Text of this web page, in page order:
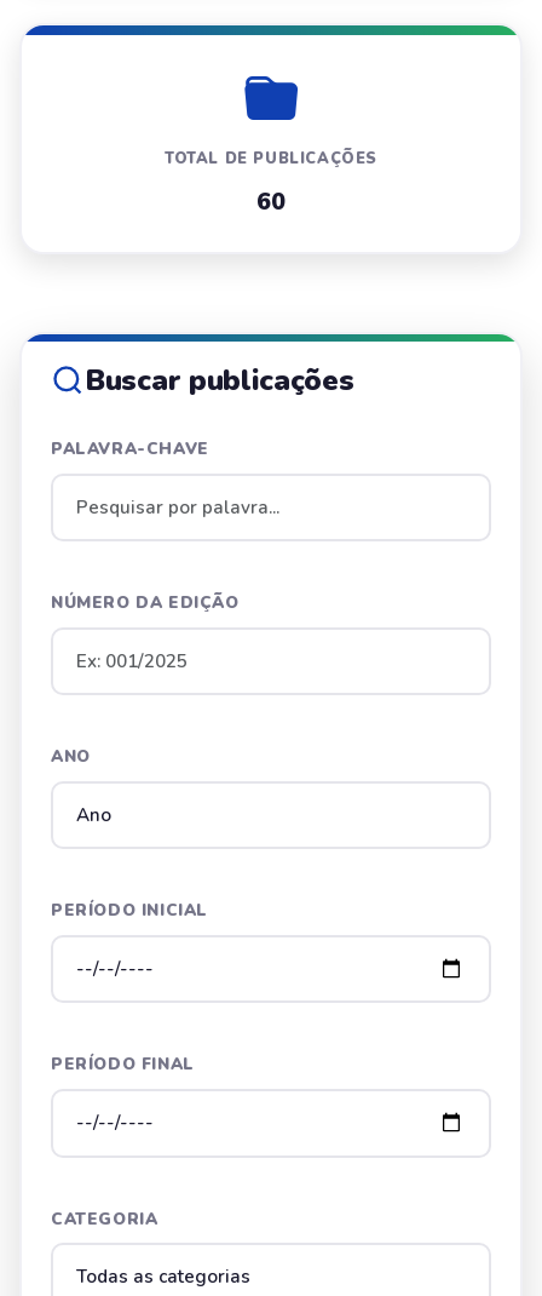
TOTAL DE PUBLICAÇÕES
60
Buscar publicações
PALAVRA-CHAVE
NÚMERO DA EDIÇÃO
ANO
PERÍODO INICIAL
PERÍODO FINAL
CATEGORIA